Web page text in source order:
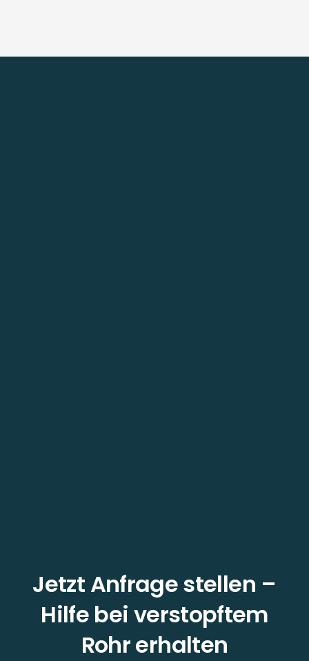
Jetzt Anfrage stellen –
Hilfe bei verstopftem
Rohr erhalten